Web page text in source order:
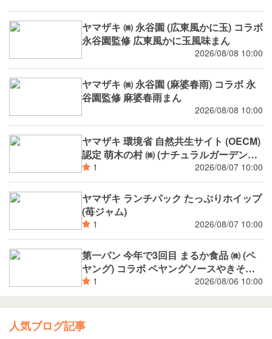
ヤマザキ ㈱ 永谷園 (広東風かに玉) コラボ
永谷園監修 広東風かに玉風味まん
2026/08/08 10:00
ヤマザキ ㈱ 永谷園 (麻婆春雨) コラボ 永
谷園監修 麻婆春雨まん
2026/08/08 10:00
ヤマザキ 環境省 自然共生サイト (OECM)
認定 萌木の村 ㈱ (ナチュラルガーデンズ
MOEGI) コラボ ランチパック シャインマ
スカットジャム と 白桃ジャム
1 2026/08/07 10:00
ヤマザキ ランチパック たっぷりホイップ
(苺ジャム)
1 2026/08/07 10:00
第一パン 今年で3回目 まるか食品 ㈱ (ペ
ヤング) コラボ ペヤングソースやきそば
揚げパン
1 2026/08/06 10:00
人気ブログ記事